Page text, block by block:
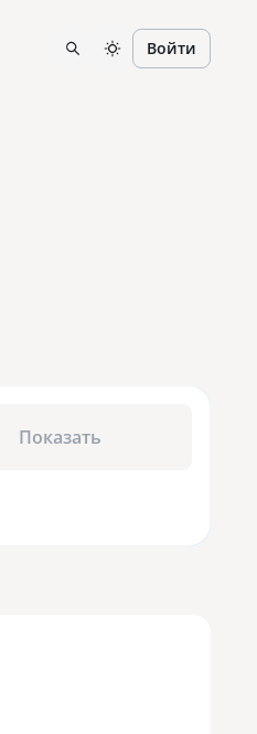
Войти
Показать